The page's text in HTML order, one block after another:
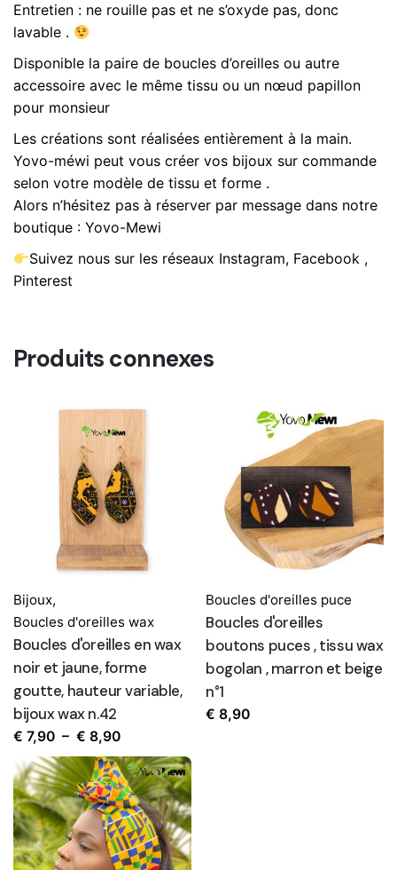
Entretien : ne rouille pas et ne s’oxyde pas, donc
lavable .
Disponible la paire de boucles d’oreilles ou autre
accessoire avec le même tissu ou un nœud papillon
pour monsieur
Les créations sont réalisées entièrement à la main.
Yovo-méwi peut vous créer vos bijoux sur commande
selon votre modèle de tissu et forme .
Alors n’hésitez pas à réserver par message dans notre
boutique : Yovo-Mewi
Suivez nous sur les réseaux Instagram, Facebook ,
Pinterest
Produits connexes
Bijoux,
Boucles d'oreilles wax
Boucles d'oreilles en wax
noir et jaune, forme
goutte, hauteur variable,
bijoux wax n.42
€ 7,90 – € 8,90Plage
de
prix :
€ 7,90
à
€ 8,90
Boucles d'oreilles puce
Boucles d'oreilles
boutons puces , tissu wax
bogolan , marron et beige
n°1
€ 8,90
Subscribe to our newsletter
Sign up to receive updates, promotions, and
sneak peaks of upcoming products.
Non, merci